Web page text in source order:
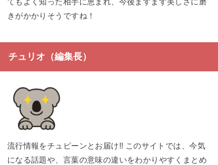
きがかかりそうですね！
チュリオ（編集長）
流行情報をチュピーンとお届け!! このサイトでは、今気
になる話題や、言葉の意味の違いをわかりやすくまとめ